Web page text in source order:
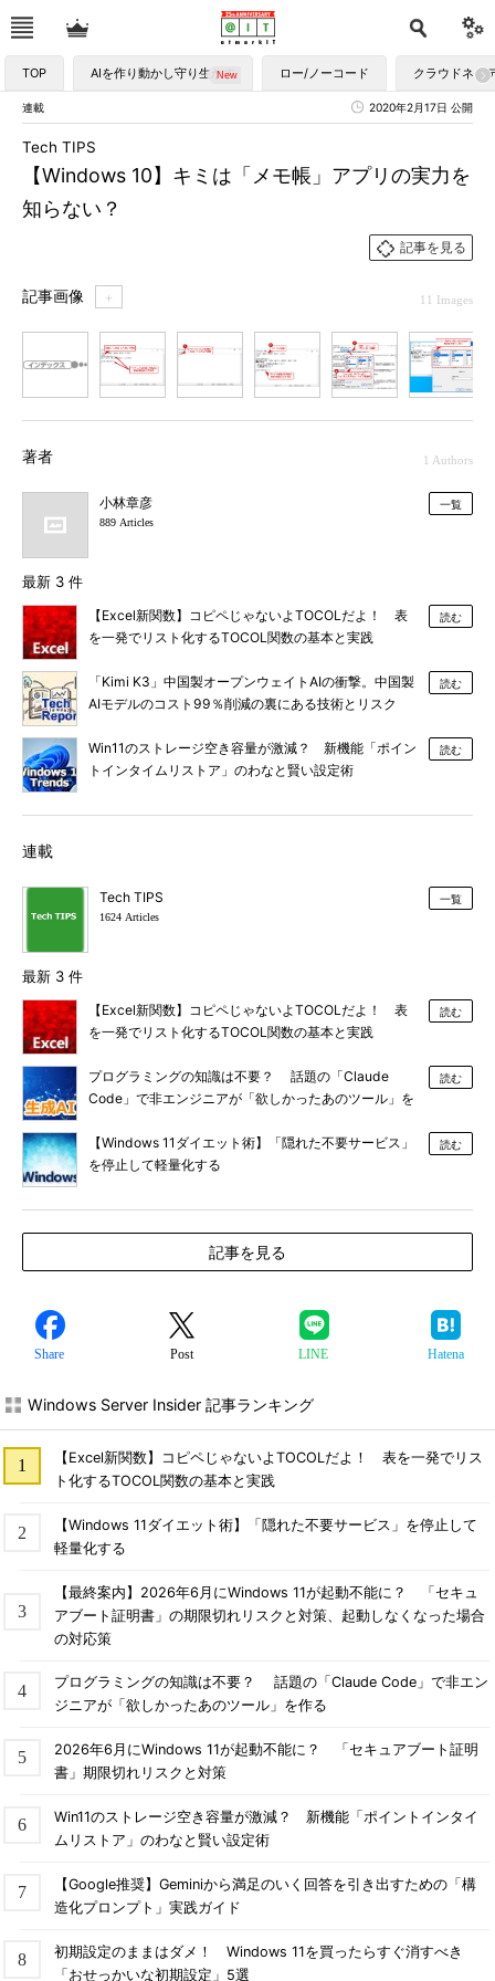
TOP AIを作り動かし守り生かす ロー/ノーコード クラウドネイ
連載 2020年2月17日 公開
【Windows 10】キミは「メモ帳」アプリの実力を
知らない？
Tech TIPS
記事を見る
記事画像 ＋ 11 Images
著者 1 Authors
小林章彦
889 Articles
一覧
最新 3 件
【Excel新関数】コピペじゃないよTOCOLだよ！ 表
を一発でリスト化するTOCOL関数の基本と実践
読む
「Kimi K3」中国製オープンウェイトAIの衝撃。中国製
AIモデルのコスト99％削減の裏にある技術とリスク
読む
Win11のストレージ空き容量が激減？ 新機能「ポイン
トインタイムリストア」のわなと賢い設定術
読む
連載
Tech TIPS
1624 Articles
一覧
最新 3 件
【Excel新関数】コピペじゃないよTOCOLだよ！ 表
を一発でリスト化するTOCOL関数の基本と実践
読む
プログラミングの知識は不要？ 話題の「Claude
Code」で非エンジニアが「欲しかったあのツール」を
読む
【Windows 11ダイエット術】「隠れた不要サービス」
を停止して軽量化する
読む
記事を見る
Share Post LINE Hatena
Windows Server Insider 記事ランキング
【Excel新関数】コピペじゃないよTOCOLだよ！ 表を一発でリス
ト化するTOCOL関数の基本と実践
【Windows 11ダイエット術】「隠れた不要サービス」を停止して
軽量化する
【最終案内】2026年6月にWindows 11が起動不能に？ 「セキュ
アブート証明書」の期限切れリスクと対策、起動しなくなった場合
の対応策
プログラミングの知識は不要？ 話題の「Claude Code」で非エン
ジニアが「欲しかったあのツール」を作る
2026年6月にWindows 11が起動不能に？ 「セキュアブート証明
書」期限切れリスクと対策
Win11のストレージ空き容量が激減？ 新機能「ポイントインタイ
ムリストア」のわなと賢い設定術
【Google推奨】Geminiから満足のいく回答を引き出すための「構
造化プロンプト」実践ガイド
初期設定のままはダメ！ Windows 11を買ったらすぐ消すべき
「おせっかいな初期設定」5選